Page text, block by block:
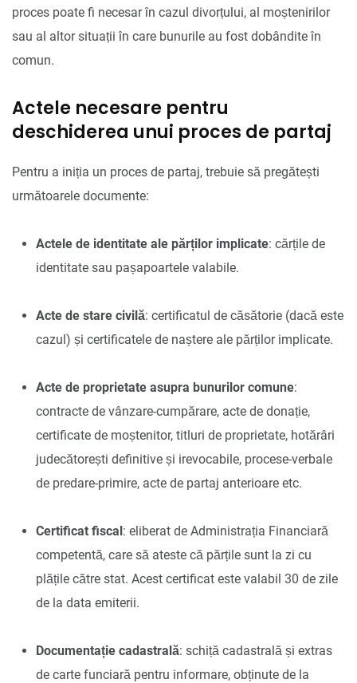
proces poate fi necesar în cazul divorțului, al moștenirilor
sau al altor situații în care bunurile au fost dobândite în
comun.
Actele necesare pentru
deschiderea unui proces de partaj
Pentru a iniția un proces de partaj, trebuie să pregătești
următoarele documente:
Actele de identitate ale părților implicate: cărțile de
identitate sau pașapoartele valabile.
Acte de stare civilă: certificatul de căsătorie (dacă este
cazul) și certificatele de naștere ale părților implicate.
Acte de proprietate asupra bunurilor comune:
contracte de vânzare-cumpărare, acte de donație,
certificate de moștenitor, titluri de proprietate, hotărâri
judecătorești definitive și irevocabile, procese-verbale
de predare-primire, acte de partaj anterioare etc.
Certificat fiscal: eliberat de Administrația Financiară
competentă, care să ateste că părțile sunt la zi cu
plățile către stat. Acest certificat este valabil 30 de zile
de la data emiterii.
Documentație cadastrală: schiță cadastrală și extras
de carte funciară pentru informare, obținute de la